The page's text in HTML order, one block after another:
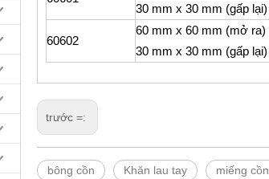
30 mm x 30 mm (gấp lại)
60602
60 mm x 60 mm (mở ra)
30 mm x 30 mm (gấp lại)
trước =:
bông cồn Khăn lau tay miếng cồn